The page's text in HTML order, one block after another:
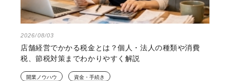
2026/08/03
店舗経営でかかる税金とは？個人・法人の種類や消費
税、節税対策までわかりやすく解説
開業ノウハウ 資金・手続き